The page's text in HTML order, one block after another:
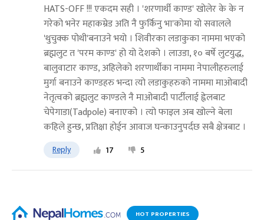
HATS-OFF !!! एकदम सही । 'शरणार्थी काण्ड' खोलेर के के न
गरेको भनेर महाकम्रेड अति नै फुर्किनु भा'कोमा यो सवालले
'थुचुक्क पोथी'बनाउने भयो । शिवीरका लडाकुका नाममा भएको
ब्रह्मलुट त 'परम काण्ड' हो यो देशको । लाउडा, १० बर्षे लुटयुद्ध,
बालुवाटार काण्ड, अहिलेको शरणार्थीका नाममा नेपालीहरुलाई
मुर्गा बनाउने काण्डहरु भन्दा त्यो लडाकुहरुको नाममा माओबादी
नेतृत्वको ब्रह्मलुट काण्डले नै माओबादी पार्टीलाई ह्वेलबाट
चेपेगाडा(Tadpole) बनाएको । त्यो फाइल अब खोल्ने बेला
कहिले हुन्छ, प्रतिक्षा होईन आवाज घन्काउनुपर्दछ सबै क्षेत्रबाट ।
Reply 17 5
HOT PROPERTIES